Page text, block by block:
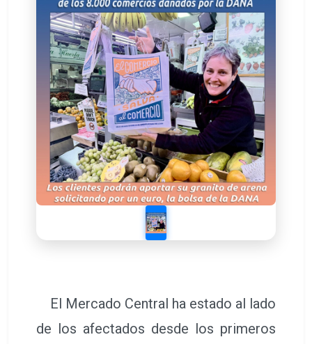
El Mercado Central ha estado al lado
de los afectados desde los primeros